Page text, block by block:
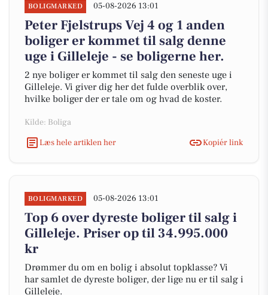
BOLIGMARKED 05-08-2026 13:01
Peter Fjelstrups Vej 4 og 1 anden
boliger er kommet til salg denne
uge i Gilleleje - se boligerne her.
2 nye boliger er kommet til salg den seneste uge i
Gilleleje. Vi giver dig her det fulde overblik over,
hvilke boliger der er tale om og hvad de koster.
Kilde: Boliga
Læs hele artiklen her
Kopiér link
BOLIGMARKED 05-08-2026 13:01
Top 6 over dyreste boliger til salg i
Gilleleje. Priser op til 34.995.000
kr
Drømmer du om en bolig i absolut topklasse? Vi
har samlet de dyreste boliger, der lige nu er til salg i
Gilleleje.